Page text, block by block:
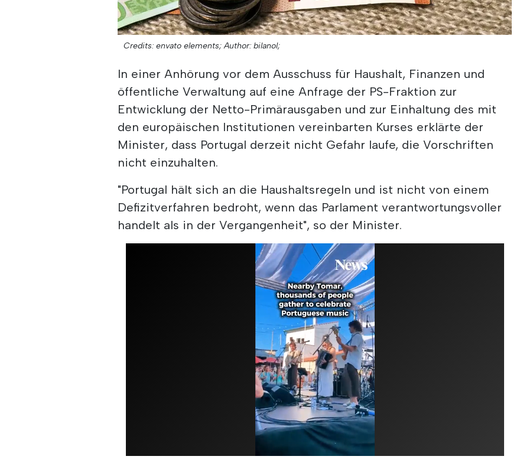
Credits: envato elements; Author: bilanol;
In einer Anhörung vor dem Ausschuss für Haushalt, Finanzen und
öffentliche Verwaltung auf eine Anfrage der PS-Fraktion zur
Entwicklung der Netto-Primärausgaben und zur Einhaltung des mit
den europäischen Institutionen vereinbarten Kurses erklärte der
Minister, dass Portugal derzeit nicht Gefahr laufe, die Vorschriften
nicht einzuhalten.
"Portugal hält sich an die Haushaltsregeln und ist nicht von einem
Defizitverfahren bedroht, wenn das Parlament verantwortungsvoller
handelt als in der Vergangenheit", so der Minister.